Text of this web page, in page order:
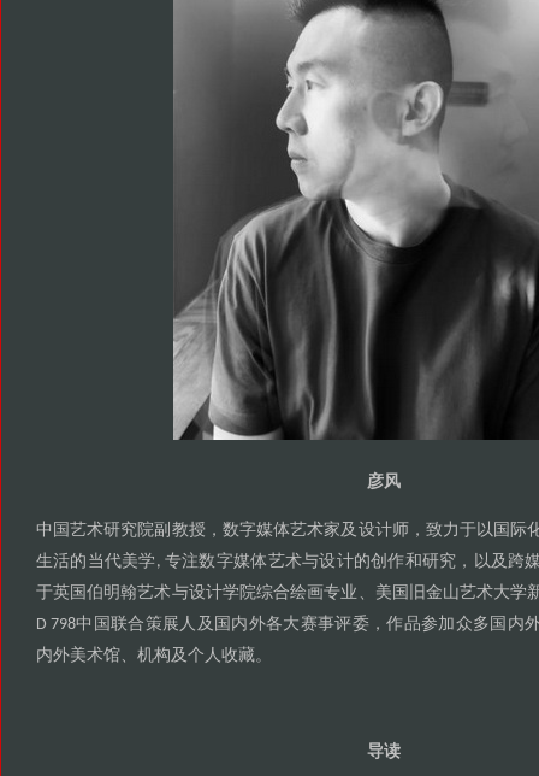
彦风
中国艺术研究院副教授， 数字媒体艺术家及设计师 ， 致力于以国际
生活的当代美学, 专注数字媒体艺术与设计的创作和研究 ， 以及跨
于英国伯明翰艺术与设计学院综合绘画专业 、 美国旧金山艺术大学
D 798中国联合策展人及国内外各大赛事评委，作品参加众多国内
内外美术馆、 机构及个人收藏。
导读